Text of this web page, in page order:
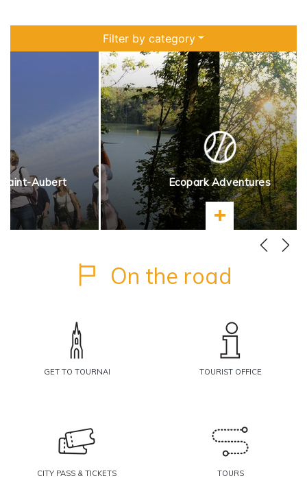
Filter by category
Aubert Ecopark Adventures
Learn more
On the road
GET TO TOURNAI TOURIST OFFICE
CITY PASS & TICKETS TOURS